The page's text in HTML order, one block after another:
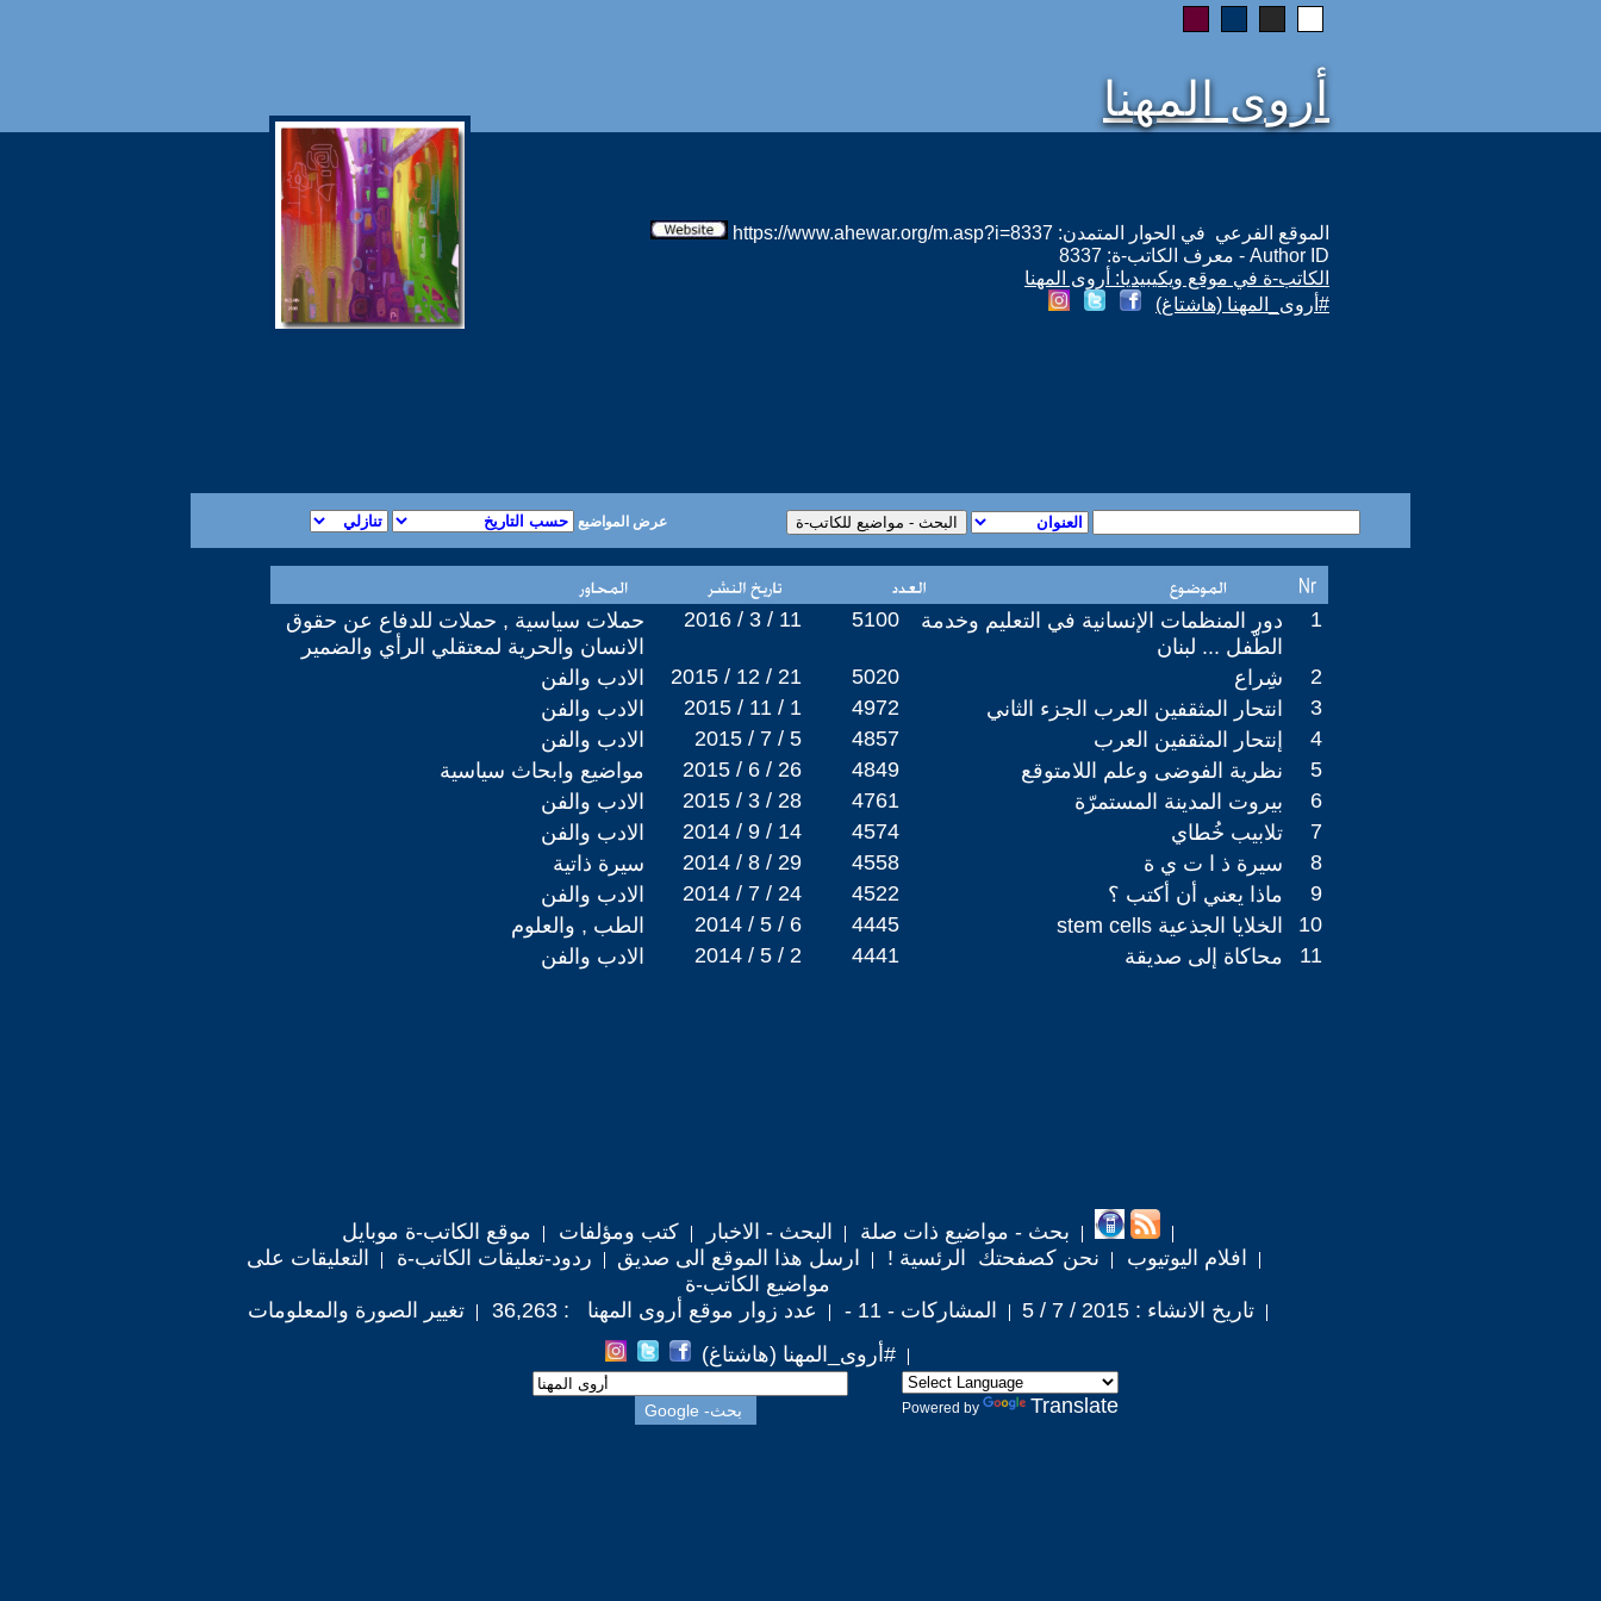
أروى المهنا
الموقع الفرعي في الحوار المتمدن: https://www.ahewar.org/m.asp?i=8337
Author ID - معرف الكاتب-ة: 8337
الكاتب-ة في موقع ويكيبيديا: أروى المهنا
#أروى_المهنا (هاشتاغ)
عرض المواضيع
حملات سياسية , حملات للدفاع عن حقوق
الانسان والحرية لمعتقلي الرأي والضمير
2016 / 3 / 11 5100
دور المنظمات الإنسانية في التعليم وخدمة
الطّفل ... لبنان
1
الادب والفن 2015 / 12 / 21 5020 شِراع
2
الادب والفن
2015 / 11 / 1 4972 انتحار المثقفين العرب الجزء الثاني
3
الادب والفن
2015 / 7 / 5 4857 إنتحار المثقفين العرب
4
مواضيع وابحاث سياسية
2015 / 6 / 26 4849 نظرية الفوضى وعلم اللامتوقع
5
الادب والفن
2015 / 3 / 28 4761 بيروت المدينة المستمرّة
6
الادب والفن
2014 / 9 / 14 4574 تلابيب خُطاي
7
سيرة ذاتية
2014 / 8 / 29 4558 سيرة ذ ا ت ي ة
8
الادب والفن
2014 / 7 / 24 4522 ماذا يعني أن أكتب ؟
9
الطب , والعلوم
2014 / 5 / 6 4445 الخلايا الجذعية stem cells
10
الادب والفن
2014 / 5 / 2 4441 محاكاة إلى صديقة 11
بحث - مواضيع ذات صلة البحث - الاخبار كتب ومؤلفات
موقع الكاتب-ة موبايل
افلام اليوتيوب
نحن كصفحتك الرئسية ! ارسل هذا الموقع الى صديق ردود-تعليقات الكاتب-ة
التعليقات على
مواضيع الكاتب-ة
تاريخ الانشاء : 2015 / 7 / 5
المشاركات - 11 - عدد زوار موقع أروى المهنا : 36,263
تغيير الصورة والمعلومات
#أروى_المهنا (هاشتاغ)
Powered by Translate